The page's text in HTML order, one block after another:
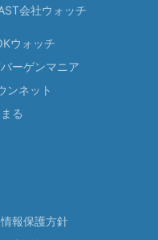
会社ウォッチ
ウォッチ
ーゲンマニア
ンネット
る
報保護方針